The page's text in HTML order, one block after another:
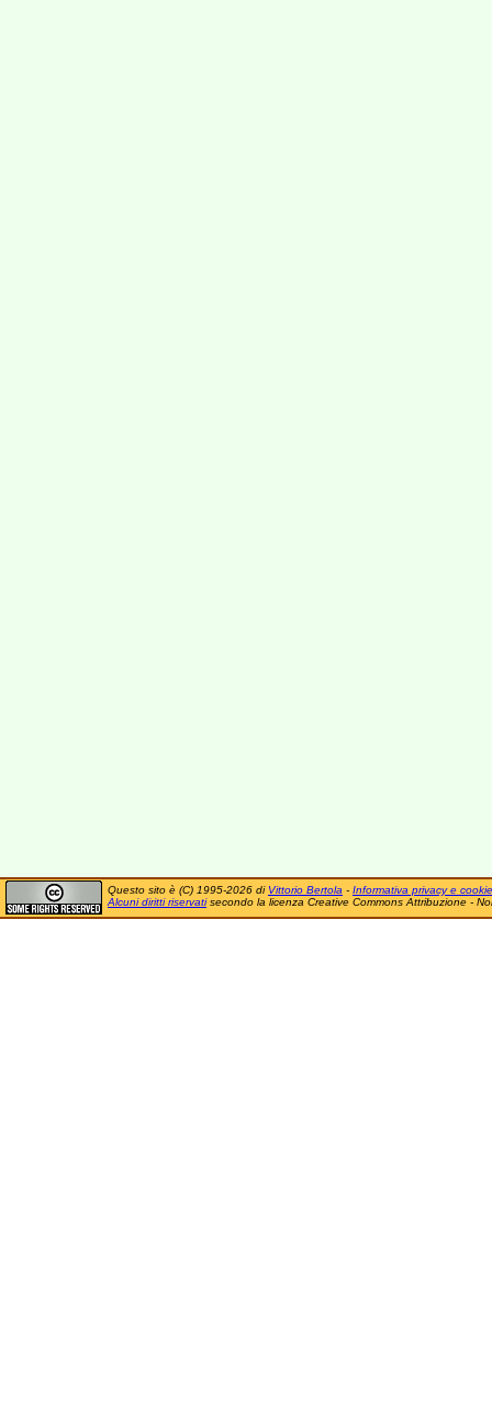
Questo sito è (C) 1995-2026 di Vittorio Bertola - Informativa privacy e cookie
Alcuni diritti riservatisecondo la licenza Creative Commons Attribuzione -